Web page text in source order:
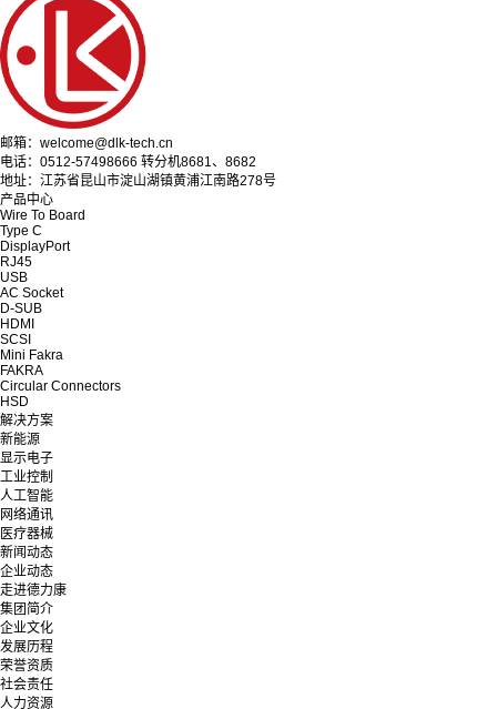
邮箱：welcome@dlk-tech.cn
电话：0512-57498666 转分机8681、8682
地址：江苏省昆山市淀山湖镇黄浦江南路278号
产品中心
Wire To Board
Type C
DisplayPort
RJ45
USB
AC Socket
D-SUB
HDMI
SCSI
Mini Fakra
FAKRA
Circular Connectors
HSD
解决方案
新能源
显示电子
工业控制
人工智能
网络通讯
医疗器械
新闻动态
企业动态
走进德力康
集团简介
企业文化
发展历程
荣誉资质
社会责任
人力资源